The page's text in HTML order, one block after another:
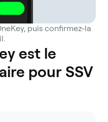
puis confirmez-la
est le
pour SSV